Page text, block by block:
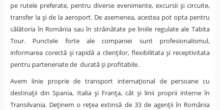
pe rutele preferate, pentru diverse evenimente, excursii și circuite,
transfer la și de la aeroport. De asemenea, acestea pot opta pentru
călătoria în România sau în străinătate pe liniile regulate ale Tabita
Tour. Punctele forte ale companiei sunt profesionalismul,
informarea corectă și rapidă a clienților, flexibilitata și receptivitata
pentru parteneriate de durată și profitabile.
Avem linie proprie de transport internaţional de persoane cu
destinaţii din Spania, Italia și Franța, cât şi linii proprii interne în
Transilvania. Deținem o rețea extinsă de 33 de agenții în România